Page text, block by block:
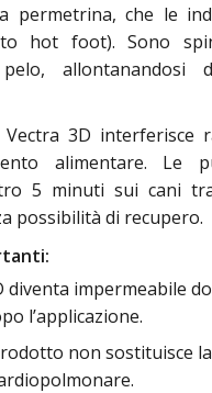
permetrina, che le
hot foot). Sono
allontanandosi
Vectra 3D interferisce
alimentare. Le
5 minuti sui cani
possibilità di recupero.
diventa impermeabile
l’applicazione.
non sostituisce